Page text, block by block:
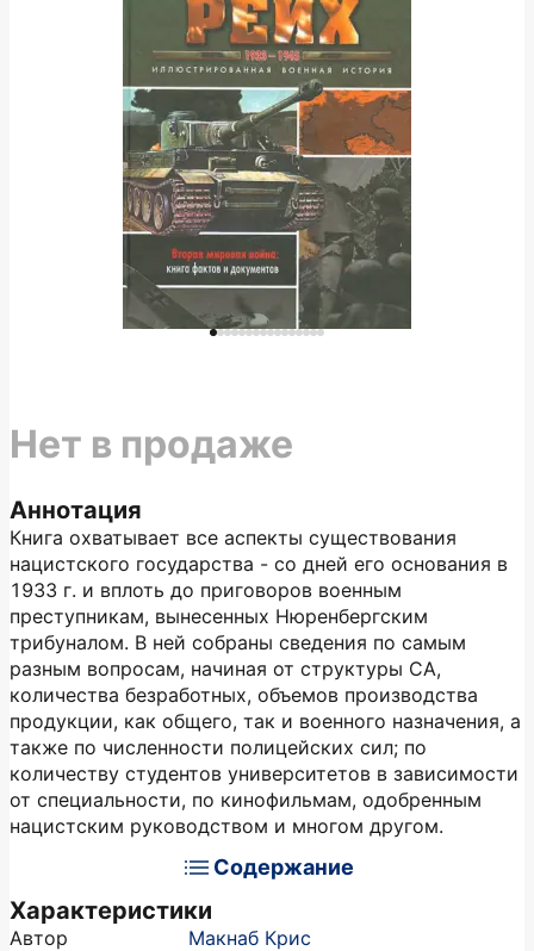
Аннотация
Книга охватывает все аспекты существования
нацистского государства - со дней его основания в
1933 г. и вплоть до приговоров военным
преступникам, вынесенных Нюренбергским
трибуналом. В ней собраны сведения по самым
разным вопросам, начиная от структуры СА,
количества безработных, объемов производства
продукции, как общего, так и военного назначения, а
также по численности полицейских сил; по
количеству студентов университетов в зависимости
от специальности, по кинофильмам, одобренным
нацистским руководством и многом другом.
Содержание
Характеристики
Автор
Макнаб Крис
Нет в продаже